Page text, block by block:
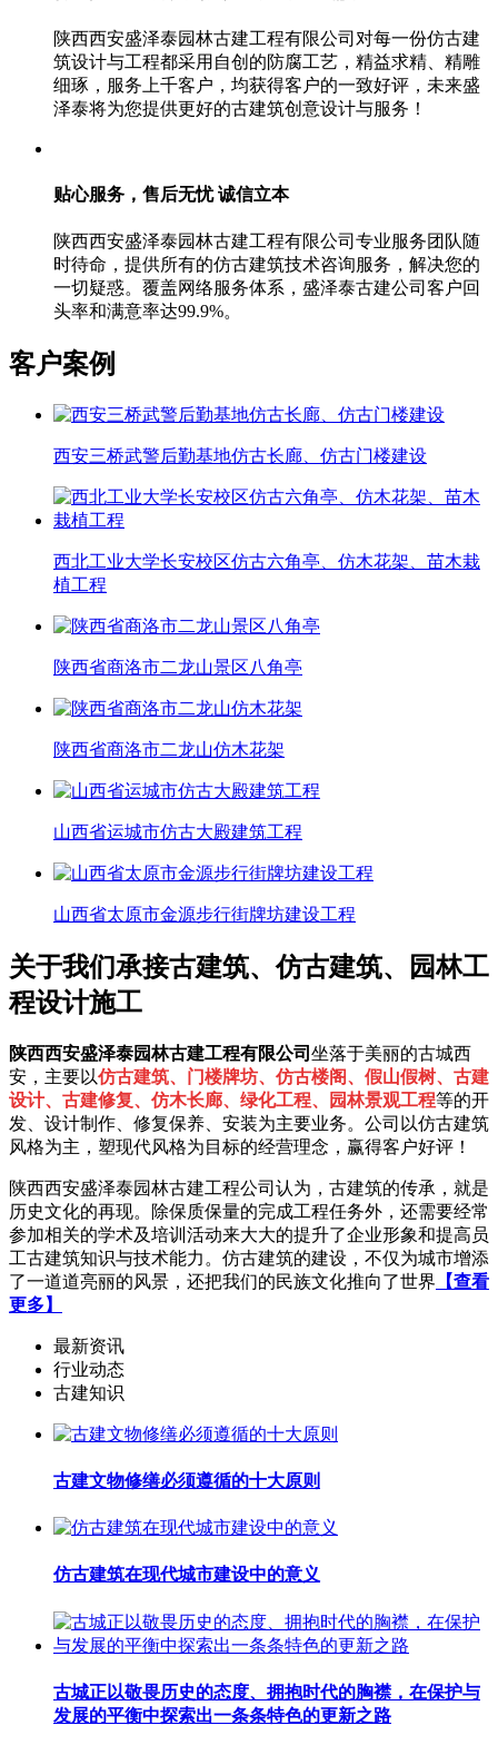
陕西西安盛泽泰园林古建工程有限公司对每一份仿古建
筑设计与工程都采用自创的防腐工艺，精益求精、精雕
细琢，服务上千客户，均获得客户的一致好评，未来盛
泽泰将为您提供更好的古建筑创意设计与服务！
贴心服务，售后无忧诚信立本
陕西西安盛泽泰园林古建工程有限公司专业服务团队随
时待命，提供所有的仿古建筑技术咨询服务，解决您的
一切疑惑。覆盖网络服务体系，盛泽泰古建公司客户回
头率和满意率达99.9%。
客户案例
西安三桥武警后勤基地仿古长廊、仿古门楼建设
西北工业大学长安校区仿古六角亭、仿木花架、苗木栽
植工程
陕西省商洛市二龙山景区八角亭
陕西省商洛市二龙山仿木花架
山西省运城市仿古大殿建筑工程
山西省太原市金源步行街牌坊建设工程
关于我们承接古建筑、仿古建筑、园林工
程设计施工
陕西西安盛泽泰园林古建工程有限公司 坐落于美丽的古城西
安，主要以仿古建筑、门楼牌坊、仿古楼阁、假山假树、古建
设计、古建修复、仿木长廊、绿化工程、园林景观工程等的开
发、设计制作、修复保养、安装为主要业务。公司以仿古建筑
风格为主，塑现代风格为目标的经营理念，赢得客户好评！
陕西西安盛泽泰园林古建工程公司认为，古建筑的传承，就是
历史文化的再现。除保质保量的完成工程任务外，还需要经常
参加相关的学术及培训活动来大大的提升了企业形象和提高员
工古建筑知识与技术能力。仿古建筑的建设，不仅为城市增添
了一道道亮丽的风景，还把我们的民族文化推向了世界 【查看
更多】
最新资讯
行业动态
古建知识
古建文物修缮必须遵循的十大原则
仿古建筑在现代城市建设中的意义
古城正以敬畏历史的态度、拥抱时代的胸襟，在保护与
发展的平衡中探索出一条条特色的更新之路